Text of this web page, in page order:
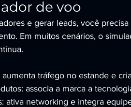
de voo
e gerar leads, você
Em muitos cenários, o
tráfego no estande e
associa a marca a
ativa networking e integra